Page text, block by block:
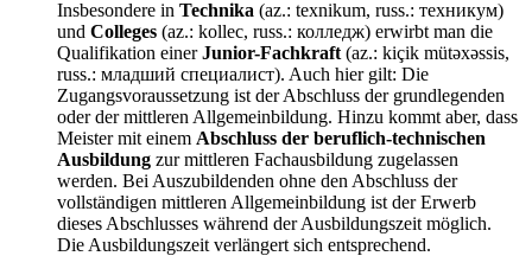
Insbesondere in Technika (az.: texnikum, russ.: техникум)
und Colleges (az.: kollec, russ.: колледж) erwirbt man die
Qualifikation einerJunior-Fachkraft (az.: kiçik mütəxəssis,
russ.: младший специалист). Auch hier gilt: Die
Zugangsvoraussetzung ist der Abschluss der grundlegenden
oder der mittleren Allgemeinbildung. Hinzu kommt aber, dass
Meister mit einem Abschluss der beruflich-technischen
Ausbildung zur mittleren Fachausbildung zugelassen
werden. Bei Auszubildenden ohne den Abschluss der
vollständigen mittleren Allgemeinbildung ist der Erwerb
dieses Abschlusses während der Ausbildungszeit möglich.
Die Ausbildungszeit verlängert sich entsprechend.